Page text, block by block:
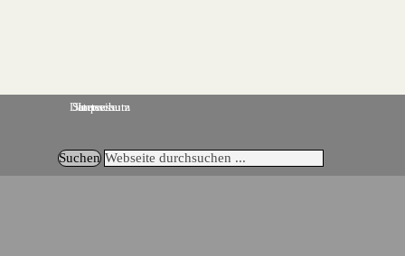
Suchen
Impressum
Datenschutz
Startseite